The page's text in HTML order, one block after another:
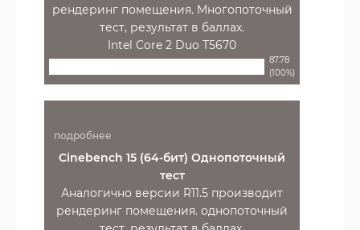
рендеринг помещения. Многопоточный
тест, результат в баллах.
Intel Core 2 Duo T5670
87.78
(100%)
подробнее
Cinebench 15 (64-бит) Однопоточный
тест
Аналогично версии R11.5 производит
рендеринг помещения. однопоточный